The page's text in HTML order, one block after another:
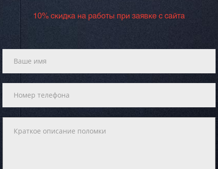
10% скидка на работы при заявке с сайта